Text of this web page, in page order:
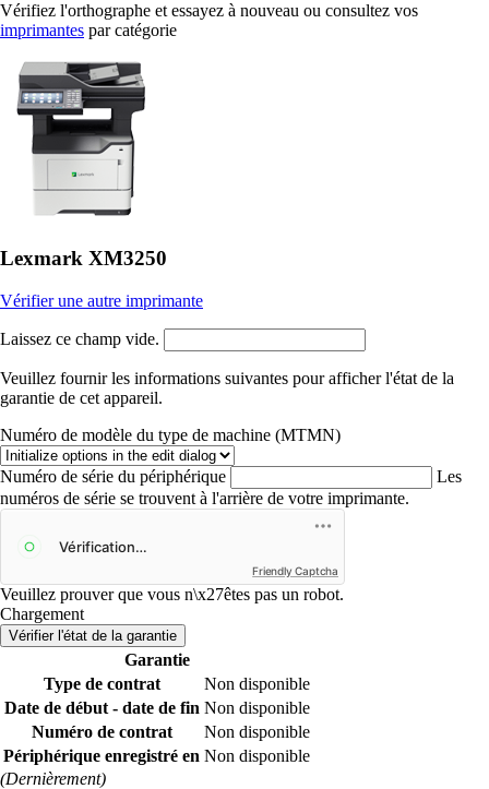
Vérifiez l'orthographe et essayez à nouveau ou consultez vos
imprimantes par catégorie
Lexmark XM3250
Vérifier une autre imprimante
Laissez ce champ vide.
Veuillez fournir les informations suivantes pour afficher l'état de la
garantie de cet appareil.
Numéro de modèle du type de machine (MTMN)
Numéro de série du périphérique
Les
numéros de série se trouvent à l'arrière de votre imprimante.
Friendly Captcha
Veuillez prouver que vous n\x27êtes pas un robot.
Chargement
Vérifier l'état de la garantie
Garantie
Type de contrat
Non disponible
Date de début - date de fin Non disponible
Numéro de contrat
Non disponible
Périphérique enregistré en Non disponible
(Dernièrement)